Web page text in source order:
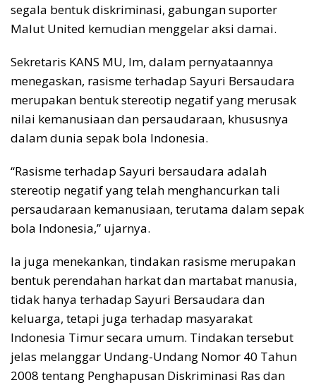
segala bentuk diskriminasi, gabungan suporter
Malut United kemudian menggelar aksi damai.
Sekretaris KANS MU, Im, dalam pernyataannya
menegaskan, rasisme terhadap Sayuri Bersaudara
merupakan bentuk stereotip negatif yang merusak
nilai kemanusiaan dan persaudaraan, khususnya
dalam dunia sepak bola Indonesia.
“Rasisme terhadap Sayuri bersaudara adalah
stereotip negatif yang telah menghancurkan tali
persaudaraan kemanusiaan, terutama dalam sepak
bola Indonesia,” ujarnya.
Ia juga menekankan, tindakan rasisme merupakan
bentuk perendahan harkat dan martabat manusia,
tidak hanya terhadap Sayuri Bersaudara dan
keluarga, tetapi juga terhadap masyarakat
Indonesia Timur secara umum. Tindakan tersebut
jelas melanggar Undang-Undang Nomor 40 Tahun
2008 tentang Penghapusan Diskriminasi Ras dan